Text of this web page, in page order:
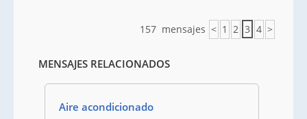
157 mensajes < 1 2 3 4 >
MENSAJES RELACIONADOS
Aire acondicionado